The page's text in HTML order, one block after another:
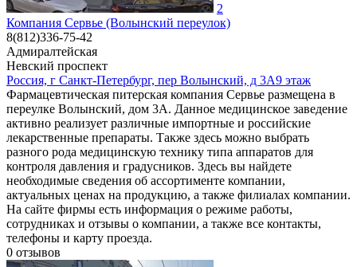
2
Компания Сервье (Волынский переулок)
8(812)336-75-42
Адмиралтейская
Невский проспект
Россия, г Санкт-Петербург, пер Волынский, д 3А9 этаж
Фармацевтическая питерская компания Сервье размещена в
переулке Волынский, дом 3А. Данное медицинское заведение
активно реализует различные импортные и российские
лекарственные препараты. Также здесь можно выбрать
разного рода медицинскую технику типа аппаратов для
контроля давления и градусников. Здесь вы найдете
необходимые сведения об ассортименте компании,
актуальных ценах на продукцию, а также филиалах компании.
На сайте фирмы есть информация о режиме работы,
сотрудниках и отзывы о компании, а также все контакты,
телефоны и карту проезда.
0 отзывов